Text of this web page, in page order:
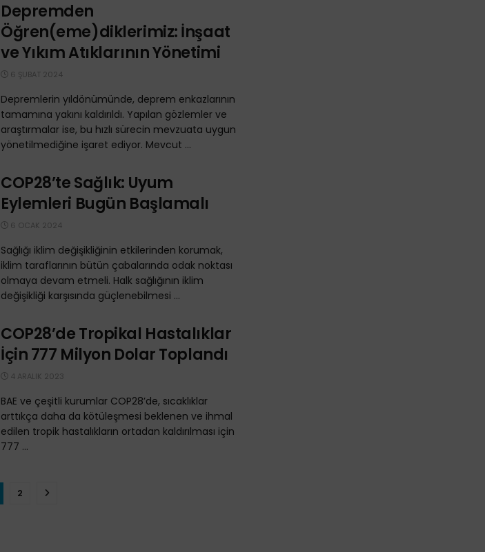
Depremden
Öğren(eme)diklerimiz: İnşaat
ve Yıkım Atıklarının Yönetimi
6 ŞUBAT 2024
Depremlerin yıldönümünde, deprem enkazlarının
tamamına yakını kaldırıldı. Yapılan gözlemler ve
araştırmalar ise, bu hızlı sürecin mevzuata uygun
yönetilmediğine işaret ediyor. Mevcut ...
COP28’te Sağlık: Uyum
Eylemleri Bugün Başlamalı
6 OCAK 2024
Sağlığı iklim değişikliğinin etkilerinden korumak,
iklim taraflarının bütün çabalarında odak noktası
olmaya devam etmeli. Halk sağlığının iklim
değişikliği karşısında güçlenebilmesi ...
COP28’de Tropikal Hastalıklar
İçin 777 Milyon Dolar Toplandı
4 ARALIK 2023
BAE ve çeşitli kurumlar COP28’de, sıcaklıklar
arttıkça daha da kötüleşmesi beklenen ve ihmal
edilen tropik hastalıkların ortadan kaldırılması için
777 ...
2